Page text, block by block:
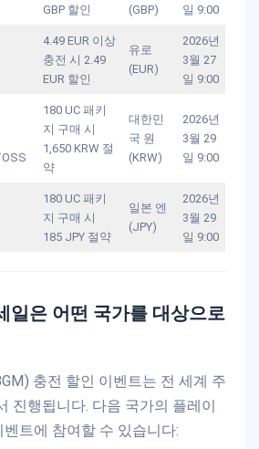
GBP 할인 (GBP) 일 9:00
4.49 EUR 이상
충전 시 2.49
EUR 할인
유로
(EUR)
2026년
3월 27
일 9:00
180 UC 패키
지 구매 시
1,650 KRW 절
약
대한민
국 원
(KRW)
2026년
3월 29
일 9:00
180 UC 패키
지 구매 시
185 JPY 절약
일본 엔
(JPY)
2026년
3월 29
일 9:00
일은 어떤 국가를 대상으로
충전 할인 이벤트는 전 세계 주
진행됩니다. 다음 국가의 플레이
트에 참여할 수 있습니다: